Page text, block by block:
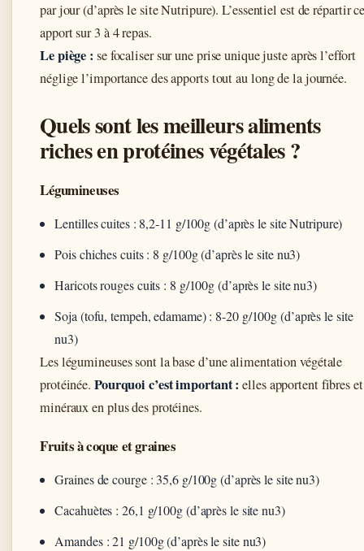
par jour (d’après le site Nutripure). L’essentiel est de répartir
apport sur 3 à 4 repas.
Le piège : se focaliser sur une prise unique juste après l’effort
néglige l’importance des apports tout au long de la journée.
Quels sont les meilleurs aliments
riches en protéines végétales ?
Légumineuses
Lentilles cuites : 8,2-11 g/100g (d’après le site Nutripure)
Pois chiches cuits : 8 g/100g (d’après le site nu3)
Haricots rouges cuits : 8 g/100g (d’après le site nu3)
Soja (tofu, tempeh, edamame) : 8-20 g/100g (d’après le site
nu3)
Les légumineuses sont la base d’une alimentation végétale
protéinée. Pourquoi c’est important : elles apportent fibres et
minéraux en plus des protéines.
Fruits à coque et graines
Graines de courge : 35,6 g/100g (d’après le site nu3)
Cacahuètes : 26,1 g/100g (d’après le site nu3)
Amandes : 21 g/100g (d’après le site nu3)